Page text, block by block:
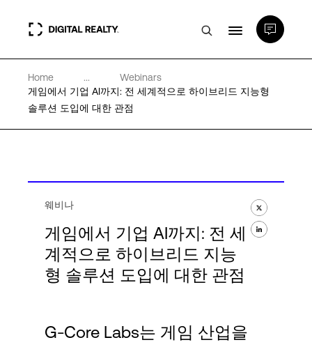
데이터 센터
PlatformDIGITAL®
전문성 및 리소스
소개
Home ...
Webinars
게임에서 기업 AI까지: 전 세계적으로 하이브리드 지능형
솔루션 도입에 대한 관점
웨비나
게임에서 기업 AI까지: 전 세
계적으로 하이브리드 지능
형 솔루션 도입에 대한 관점
G-Core Labs는 게임 산업을